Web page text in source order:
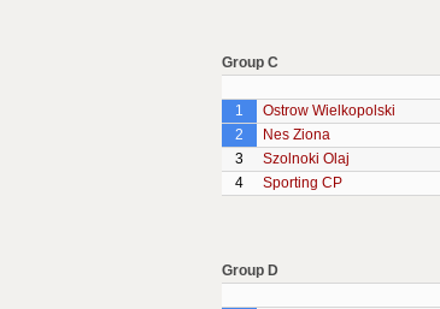
Group C
1
Ostrow Wielkopolski
2
Nes Ziona
3
Szolnoki Olaj
4
Sporting CP
Group D